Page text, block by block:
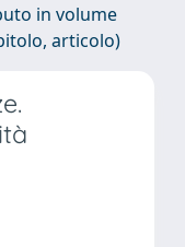
in volume
articolo)